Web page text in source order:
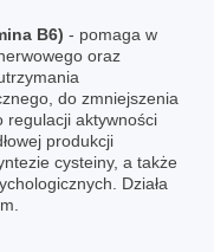
B6) - pomaga w
oraz
do zmniejszenia
regulacji aktywności
produkcji
cysteiny, a także
Działa